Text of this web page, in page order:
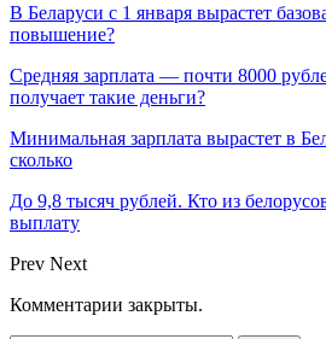
В Беларуси с 1 января вырастет
повышение?
Средняя зарплата — почти 8000
получает такие деньги?
Минимальная зарплата вырастет в
сколько
До 9,8 тысяч рублей. Кто из
выплату
Prev Next
Комментарии закрыты.